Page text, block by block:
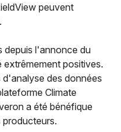
peuvent
depuis l'annonce du
positives.
des données
Climate
a été bénéfique
producteurs.